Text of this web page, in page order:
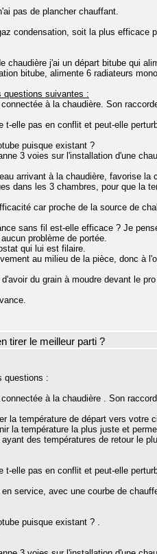
pas de plancher chauffant.
condensation, soit la plus efficace
chaudière j'ai un départ bitube qui
bitube, alimente 6 radiateurs
questions suivantes :
à la chaudière. Son
elle pas en conflit et peut-elle
puisque existant ?
3 voies sur l'installation d'une
arrivant à la chaudière, favorise la
dans les 3 chambres, pour que la
car proche de la source de
sans fil est-elle efficace ? Je
problème de portée.
qui lui est filaire.
au milieu de la pièce, donc à
du grain à moudre devant le
tirer le meilleur parti ?
questions :
à la chaudière . Son
la température de départ vers votre
la température la plus juste et
des températures de retour le
elle pas en conflit et peut-elle
service, avec une courbe de
puisque existant ? .